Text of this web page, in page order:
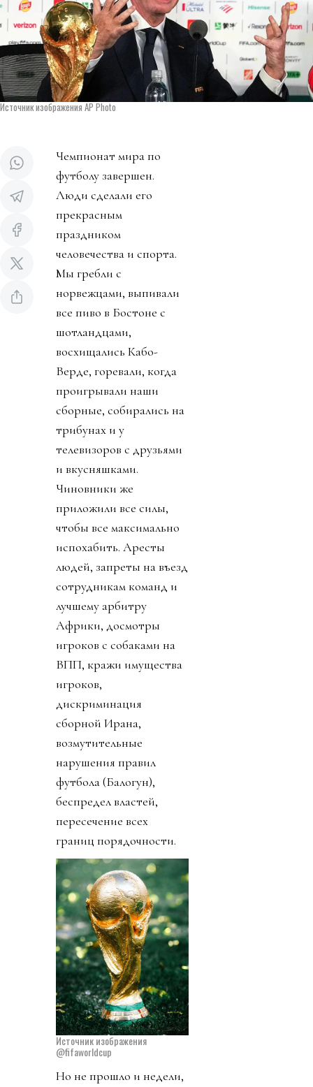
Источник изображения AP Photo
Чемпионат мира по
футболу завершен.
Люди сделали его
прекрасным
праздником
человечества и спорта.
Мы гребли с
норвежцами, выпивали
все пиво в Бостоне с
шотландцами,
восхищались Кабо-
Верде, горевали, когда
проигрывали наши
сборные, собирались на
трибунах и у
телевизоров с друзьями
и вкусняшками.
Чиновники же
приложили все силы,
чтобы все максимально
испохабить. Аресты
людей, запреты на въезд
сотрудникам команд и
лучшему арбитру
Африки, досмотры
игроков с собаками на
ВПП, кражи имущества
игроков,
дискриминация
сборной Ирана,
возмутительные
нарушения правил
футбола (Балогун),
беспредел властей,
пересечение всех
границ порядочности.
Источник изображения
@fifaworldcup
Но не прошло и недели,